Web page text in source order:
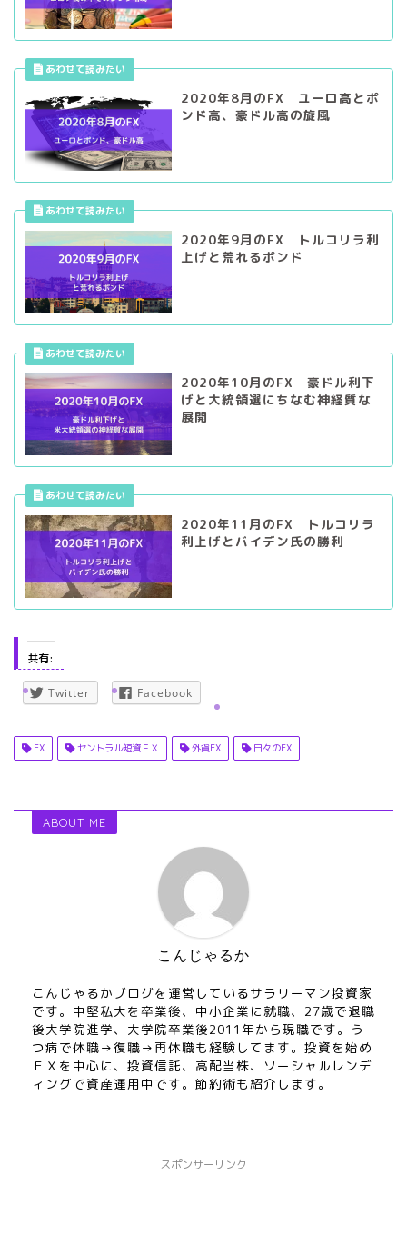
2020年8月のFX ユーロ高とポ
ンド高、豪ドル高の旋風
2020年9月のFX トルコリラ利
上げと荒れるポンド
2020年10月のFX 豪ドル利下
げと大統領選にちなむ神経質な
展開
2020年11月のFX トルコリラ
利上げとバイデン氏の勝利
共有:
Twitter Facebook
FX セントラル短資ＦＸ 外貨FX 日々のFX
ABOUT ME
こんじゃるか
こんじゃるかブログを運営しているサラリーマン投資家
です。中堅私大を卒業後、中小企業に就職、27歳で退職
後大学院進学、大学院卒業後2011年から現職です。う
つ病で休職→復職→再休職も経験してます。投資を始め
ＦＸを中心に、投資信託、高配当株、ソーシャルレンデ
ィングで資産運用中です。節約術も紹介します。
スポンサーリンク